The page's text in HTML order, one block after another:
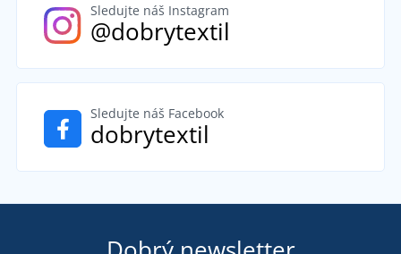
Sledujte náš Instagram
@dobrytextil
Sledujte náš Facebook
dobrytextil